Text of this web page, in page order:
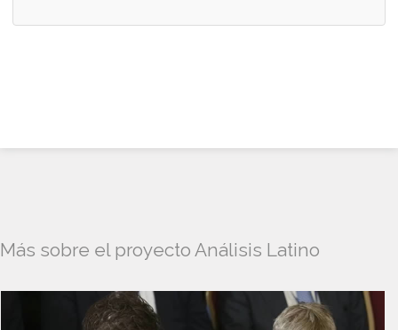
Más sobre el proyecto Análisis Latino